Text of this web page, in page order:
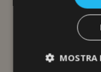
Via
48100
MOSTRA